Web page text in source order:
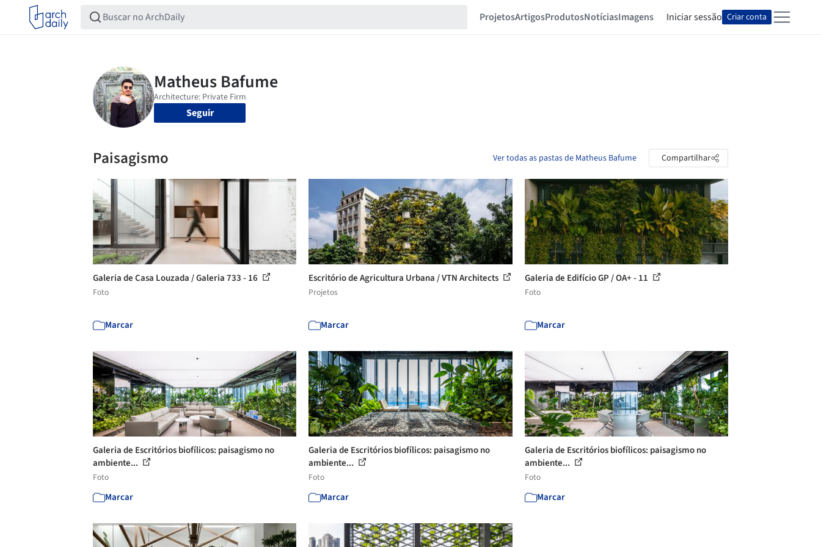
ProjetosArtigosProdutosNotíciasImagens Iniciar sessão Criar conta
Seguir
Paisagismo Ver todas as pastas de Matheus Bafume Compartilhar
Galeria de Casa Louzada / Galeria 733 - 16
Foto
Marcar
Escritório de Agricultura Urbana / VTN Architects
Projetos
Marcar
Galeria de Edifício GP / OA+ - 11
Foto
Marcar
Galeria de Escritórios biofílicos: paisagismo no
ambiente...
Foto
Marcar
Galeria de Escritórios biofílicos: paisagismo no
ambiente...
Foto
Marcar
Galeria de Escritórios biofílicos: paisagismo no
ambiente...
Foto
Marcar